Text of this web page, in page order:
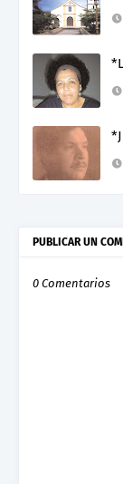
PUBLICAR UN
0 Comentarios